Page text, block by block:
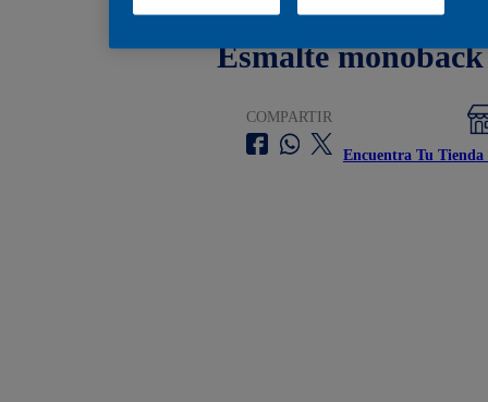
Esmalte monoback
COMPARTIR
Encuentra Tu Tienda